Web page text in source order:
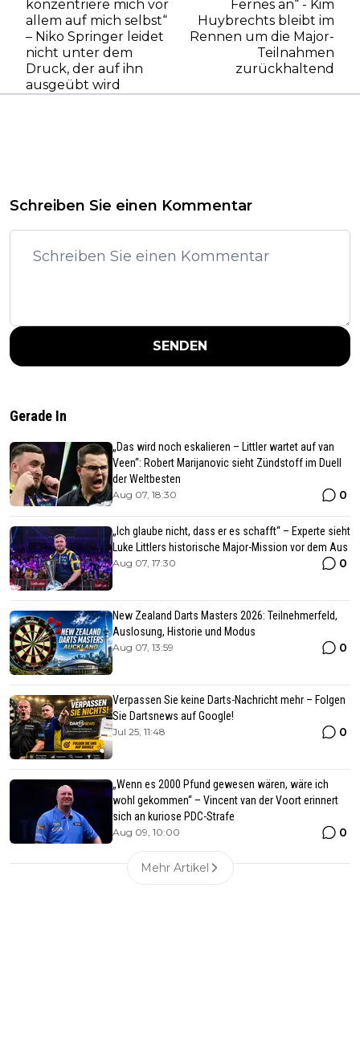
konzentriere mich vor
allem auf mich selbst“
– Niko Springer leidet
nicht unter dem
Druck, der auf ihn
ausgeübt wird
Fernes an“ - Kim
Huybrechts bleibt im
Rennen um die Major-
Teilnahmen
zurückhaltend
Schreiben Sie einen Kommentar
SENDEN
Gerade In
„Das wird noch eskalieren – Littler wartet auf van
Veen“: Robert Marijanovic sieht Zündstoff im Duell
der Weltbesten
Aug 07, 18:30 0
„Ich glaube nicht, dass er es schafft“ – Experte sieht
Luke Littlers historische Major-Mission vor dem Aus
Aug 07, 17:30 0
New Zealand Darts Masters 2026: Teilnehmerfeld,
Auslosung, Historie und Modus
Aug 07, 13:59 0
Verpassen Sie keine Darts-Nachricht mehr – Folgen
Sie Dartsnews auf Google!
Jul 25, 11:48 0
„Wenn es 2000 Pfund gewesen wären, wäre ich
wohl gekommen“ – Vincent van der Voort erinnert
sich an kuriose PDC-Strafe
Aug 09, 10:00 0
Mehr Artikel